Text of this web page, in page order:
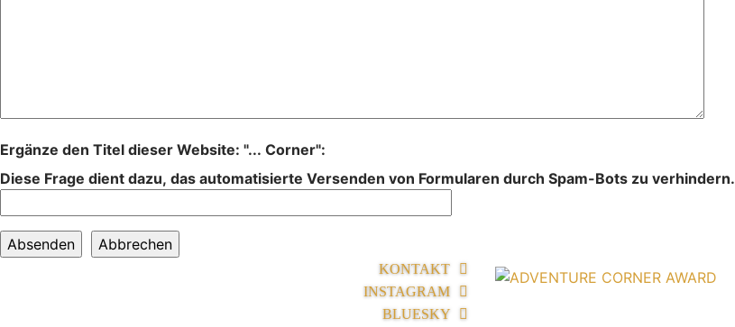
Ergänze den Titel dieser Website: "... Corner":
Diese Frage dient dazu, das automatisierte Versenden von Formularen durch Spam-Bots zu verhindern.
KONTAKT
INSTAGRAM
BLUESKY